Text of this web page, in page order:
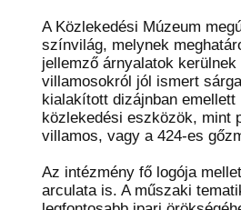
A Közlekedési Múzeum
színvilág, melynek
jellemző árnyalatok
villamosokról jól ismert
kialakított dizájnban
közlekedési eszközök, mint
villamos, vagy a 424-es
Az intézmény fő logója
arculata is. A műszaki